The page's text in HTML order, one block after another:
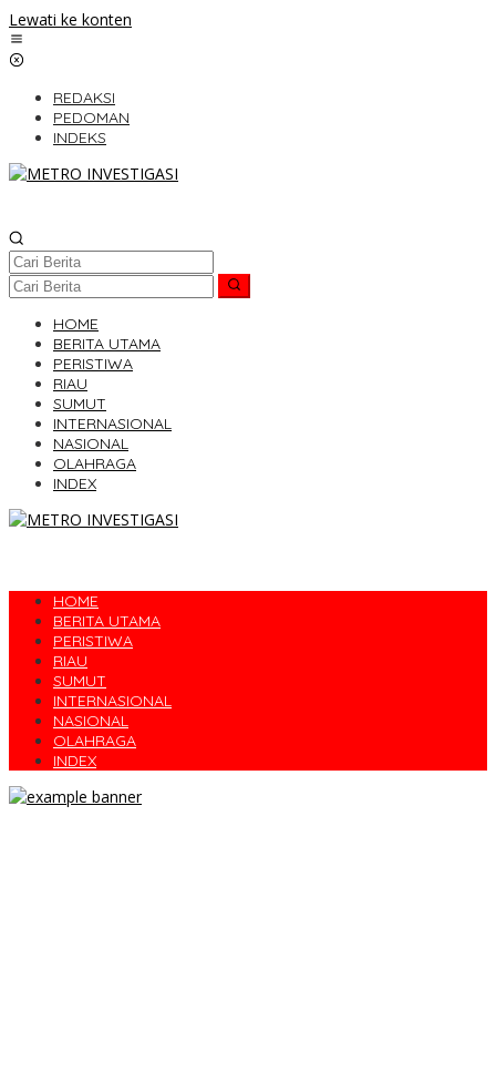
Lewati ke konten
REDAKSI
PEDOMAN
INDEKS
HOME
BERITA UTAMA
PERISTIWA
RIAU
SUMUT
INTERNASIONAL
NASIONAL
OLAHRAGA
INDEX
HOME
BERITA UTAMA
PERISTIWA
RIAU
SUMUT
INTERNASIONAL
NASIONAL
OLAHRAGA
INDEX